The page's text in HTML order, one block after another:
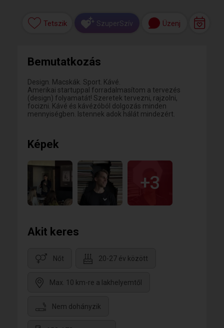
Tetszik SzuperSzív Üzenj
Bemutatkozás
Design. Macskák. Sport. Kávé.
Amerikai startuppal forradalmasítom a tervezés
(design) folyamatát! Szeretek tervezni, rajzolni,
focizni. Kávé és kávézóból dolgozás minden
mennyiségben. Istennek adok hálát mindezért.
Képek
+3
Akit keres
Nőt 20-27 év között
Max. 10 km-re a lakhelyemtől
Nem dohányzik